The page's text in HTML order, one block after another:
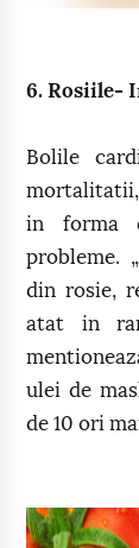
6. Rosiile-
Bolile
mortalitatii,
in forma
probleme.
din rosie,
atat in
ulei de
de 10 ori